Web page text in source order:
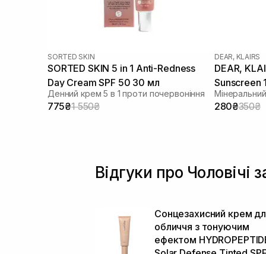
SORTED SKIN
SORTED SKIN 5 in 1 Anti-Redness
Day Cream SPF 50 30 мл
Денний крем 5 в 1 проти почервоніння
775₴1 550₴
DEAR, KLAIRS
DEAR, KLAIRS All-day Airy
Sunscreen
280₴350₴
Відгуки про Чоловічі
Сонцезахисний крем
обличчя з тонуючим
ефектом